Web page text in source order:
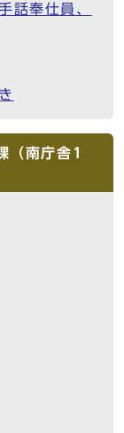
話奉仕員、
（南庁舎1